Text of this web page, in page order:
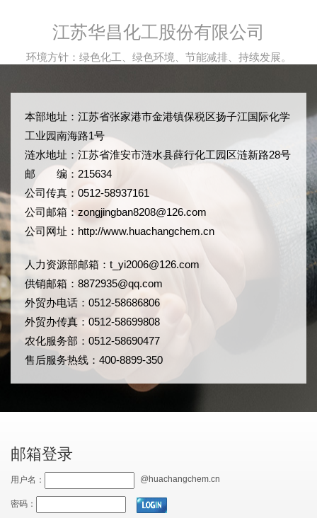
江苏华昌化工股份有限公司
环境方针：绿色化工、绿色环境、节能减排、持续发展。
本部地址：江苏省张家港市金港镇保税区扬子江国际化学
工业园南海路1号
涟水地址：江苏省淮安市涟水县薛行化工园区涟新路28号
邮 编：215634
公司传真：0512-58937161
公司邮箱： zongjingban8208@126.com
公司网址： http://www.huachangchem.cn
人力资源部邮箱： t_yi2006@126.com
供销邮箱：8872935@qq.com
外贸办电话：0512-58686806
外贸办传真：0512-58699808
农化服务部：0512-58690477
售后服务热线：400-8899-350
邮箱登录
用户名： @huachangchem.cn
密码：